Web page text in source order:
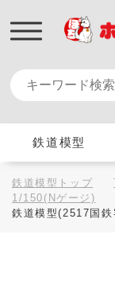
鉄道模型
鉄道模型トップ
1/150(Nゲージ)
鉄道模型(2517国